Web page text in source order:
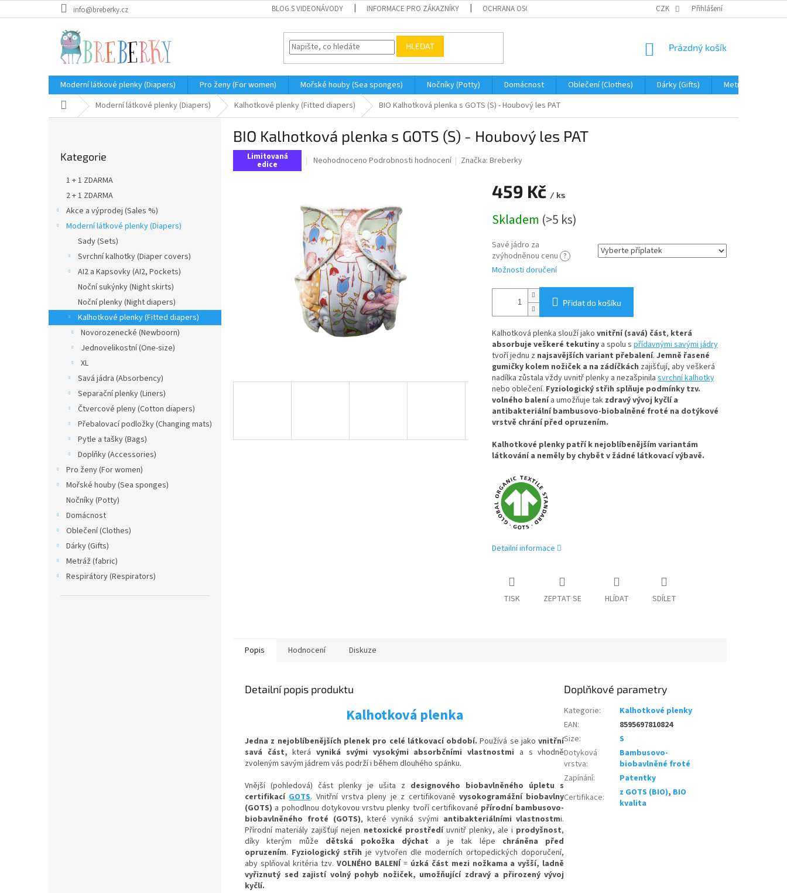
na
info@breberky.cz BLOG S VIDEONÁVODY INFORMACE PRO ZÁKAZNÍKY OCHRANA OSOBNÍCH ÚDAJŮ JAK NA REKLAMACI A VRÁCENÍ ZBOŽÍ
CZK Přihlášení
HLEDAT
NÁKUPNÍ
Prázdný košík
Moderní látkové plenky (Diapers) Pro ženy (For women) Mořské houby (Sea sponges) Nočníky (Potty) Domácnost Oblečení (Clothes) Dárky (Gifts)
Metráž (fabric)
Domů Moderní látkové plenky (Diapers) Kalhotkové plenky (Fitted diapers) BIO Kalhotková plenka s GOTS (S) - Houbový les PAT
kategorie
Kategorie
1 + 1 ZDARMA
2 + 1 ZDARMA
Akce a výprodej (Sales %)
Moderní látkové plenky (Diapers)
Sady (Sets)
Svrchní kalhotky (Diaper covers)
AI2 a Kapsovky (AI2, Pockets)
Noční sukýnky (Night skirts)
Noční plenky (Night diapers)
Kalhotkové plenky (Fitted diapers)
Novorozenecké (Newboorn)
Jednovelikostní (One-size)
XL
Savá jádra (Absorbency)
Separační plenky (Liners)
Čtvercové pleny (Cotton diapers)
Přebalovací podložky (Changing mats)
Pytle a tašky (Bags)
Doplňky (Accessories)
Pro ženy (For women)
Mořské houby (Sea sponges)
Nočníky (Potty)
Domácnost
Oblečení (Clothes)
Dárky (Gifts)
Metráž (fabric)
Respirátory (Respirators)
BIO Kalhotková plenka s GOTS (S) - Houbový les PAT
Limitovaná
edice
Průměrné
z
5
hvězdiček.
Neohodnoceno Podrobnosti hodnocení Značka:Breberky
459 Kč / ks
cena:
Skladem (>5 ks)
Savé jádro za
zvýhodněnou cenu ?
Možnosti doručení
Přidat do košíku
Kalhotková plenka slouží jako vnitřní (savá) část, která
absorbuje veškeré tekutinya spolu s přídavnými savými jádry
tvoří jednu z najsavějších variant přebalení. Jemně řasené
gumičky kolem nožiček a na zádíčkách zajišťují, aby veškerá
nadílka zůstala vždy uvnitř plenky a nezašpinilasvrchní kalhotky
nebo oblečení. Fyziologický střih splňuje podmínky tzv.
volného balenía umožňuje tak zdravý vývoj kyčlí a
antibakteriální bambusovo-biobalněné froté na dotýkové
vrstvě chrání před opruzením.
Kalhotkové plenky patří k nejoblíbenějším variantám
látkování a neměly by chybět v žádné látkovací výbavě.
Detailní informace
TISK ZEPTAT SE HLÍDAT SDÍLET
Popis Hodnocení Diskuze
Detailní popis produktu
Kalhotková plenka
Jedna z nejoblíbenějších plenek pro celé látkovací období.Používá se jakovnitřní
savá část, kterávyniká svými vysokými absorbčními vlastnostmi a s vhodně
zvoleným savým jádrem vás podrží i během dlouhého spánku.
Vnější (pohledová) část plenky je ušita z designového biobavlněného úpletu s
certifikacíGOTS. Vnitřní vrstva pleny je z certifikované vysokogramážní biobavlny
(GOTS) a pohodlnou dotykovou vrstvu plenky tvoří certifikované přírodní bambusovo-
biobavlněného froté (GOTS), které vyniká svými antibakteriálními vlastnostmi.
Přírodní materiály zajišťují nejen netoxické prostředíuvnitř plenky, ale i prodyšnost,
díky kterým může dětská pokožka dýchat a je tak lépe chráněna před
opruzením. Fyziologický střih je vytvořen dle moderních ortopedických doporučení,
aby splňoval kritéria tzv. VOLNÉHO BALENÍ = úzká část mezi nožkama a vyšší, ladně
vyřiznutý sed zajistí volný pohyb nožiček, umožňující zdravý a přirozený vývoj
kyčlí.
Doplňkové parametry
Kategorie:
Kalhotkové plenky
EAN:
8595697810824
Size:
S
Dotyková
vrstva:
Bambusovo-
biobavlněné froté
Zapínání:
Patentky
Certifikace: z GOTS (BIO), BIO
kvalita